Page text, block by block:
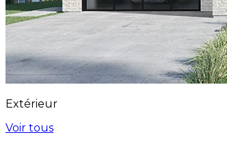
Extérieur
Voir tous